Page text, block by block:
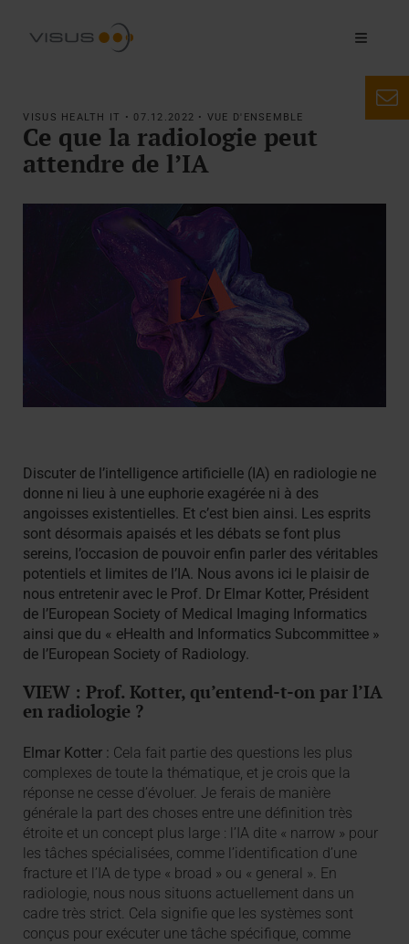
VISUS HEALTH IT • 07.12.2022 • VUE D'ENSEMBLE
Ce que la radiologie peut
attendre de l’IA
Discuter de l’intelligence artificielle (IA) en radiologie ne
donne ni lieu à une euphorie exagérée ni à des
angoisses existentielles. Et c’est bien ainsi. Les esprits
sont désormais apaisés et les débats se font plus
sereins, l’occasion de pouvoir enfin parler des véritables
potentiels et limites de l’IA. Nous avons ici le plaisir de
nous entretenir avec le Prof. Dr Elmar Kotter, Président
de l’European Society of Medical Imaging Informatics
ainsi que du « eHealth and Informatics Subcommittee »
de l’European Society of Radiology.
VIEW : Prof. Kotter, qu’entend-t-on par l’IA
en radiologie ?
Elmar Kotter : Cela fait partie des questions les plus
complexes de toute la thématique, et je crois que la
réponse ne cesse d’évoluer. Je ferais de manière
générale la part des choses entre une définition très
étroite et un concept plus large : l’IA dite « narrow » pour
les tâches spécialisées, comme l’identification d’une
fracture et l’IA de type « broad » ou « general ». En
radiologie, nous nous situons actuellement dans un
cadre très strict. Cela signifie que les systèmes sont
conçus pour exécuter une tâche spécifique, comme